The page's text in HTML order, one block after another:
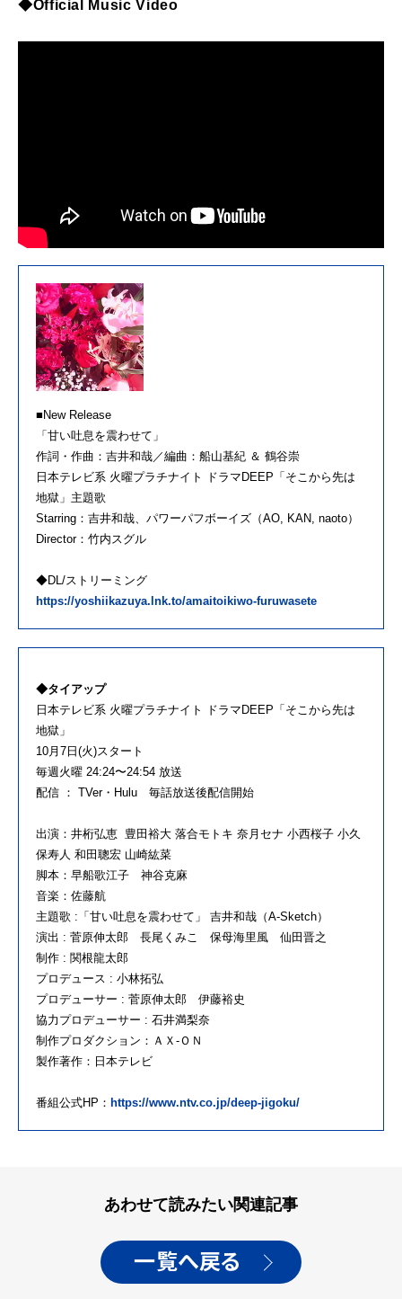
◆Official Music Video
■New Release
「甘い吐息を震わせて」
作詞・作曲：吉井和哉／編曲：船山基紀 ＆ 鶴谷崇
日本テレビ系 火曜プラチナイト ドラマDEEP「そこから先は
地獄」主題歌
Starring：吉井和哉、パワーパフボーイズ（AO, KAN, naoto）
Director：竹内スグル
◆DL/ストリーミング
https://yoshiikazuya.lnk.to/amaitoikiwo-furuwasete
◆タイアップ
日本テレビ系 火曜プラチナイト ドラマDEEP「そこから先は
地獄」
10月7日(火)スタート
毎週火曜 24:24〜24:54 放送
配信 ： TVer・Hulu 毎話放送後配信開始
出演：井桁弘恵 豊田裕大 落合モトキ 奈月セナ 小西桜子 小久
保寿人 和田聰宏 山崎紘菜
脚本：早船歌江子 神谷克麻
音楽：佐藤航
主題歌 :「甘い吐息を震わせて」 吉井和哉（A-Sketch）
演出 : 菅原伸太郎 長尾くみこ 保母海里風 仙田晋之
制作 : 関根龍太郎
プロデュース : 小林拓弘
プロデューサー : 菅原伸太郎 伊藤裕史
協力プロデューサー : 石井満梨奈
制作プロダクション：ＡＸ-ＯＮ
製作著作：日本テレビ
番組公式HP： https://www.ntv.co.jp/deep-jigoku/
あわせて読みたい関連記事
一覧へ戻る